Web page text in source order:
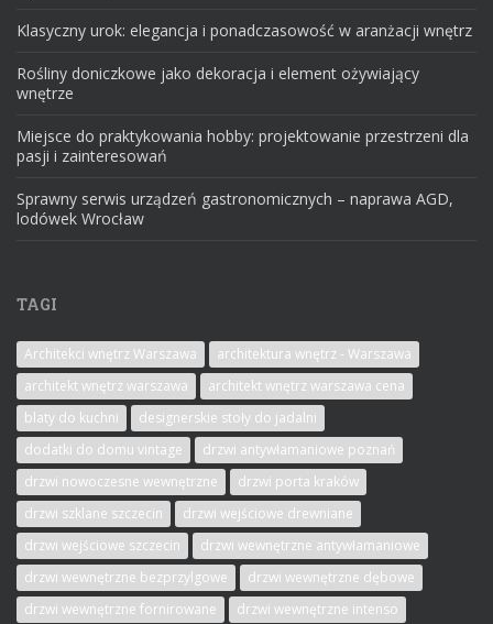
Klasyczny urok: elegancja i ponadczasowość w aranżacji wnętrz
Rośliny doniczkowe jako dekoracja i element ożywiający
wnętrze
Miejsce do praktykowania hobby: projektowanie przestrzeni dla
pasji i zainteresowań
Sprawny serwis urządzeń gastronomicznych – naprawa AGD,
lodówek Wrocław
TAGI
Architekci wnętrz Warszawa
architektura wnętrz - Warszawa
architekt wnętrz warszawa
architekt wnętrz warszawa cena
blaty do kuchni
designerskie stoły do jadalni
dodatki do domu vintage
drzwi antywłamaniowe poznań
drzwi nowoczesne wewnętrzne
drzwi porta kraków
drzwi szklane szczecin
drzwi wejściowe drewniane
drzwi wejściowe szczecin
drzwi wewnętrzne antywłamaniowe
drzwi wewnętrzne bezprzylgowe
drzwi wewnętrzne dębowe
drzwi wewnętrzne fornirowane
drzwi wewnętrzne intenso